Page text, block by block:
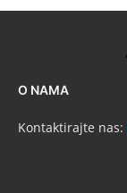
O NAMA
Kontaktirajte nas: